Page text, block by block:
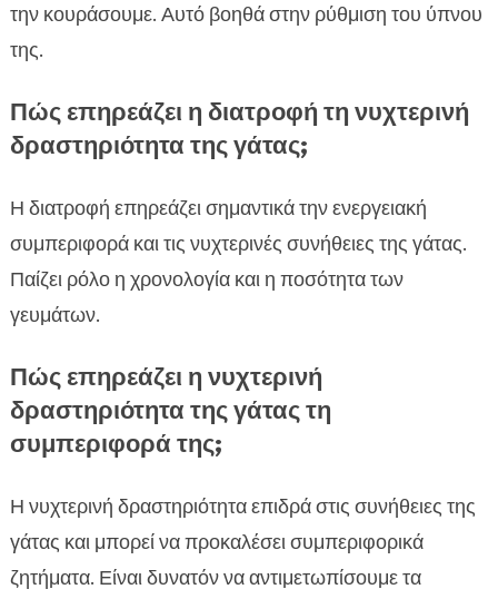
την κουράσουμε. Αυτό βοηθά στην ρύθμιση του ύπνου
της.
Πώς επηρεάζει η διατροφή τη νυχτερινή
δραστηριότητα της γάτας;
Η διατροφή επηρεάζει σημαντικά την ενεργειακή
συμπεριφορά και τις νυχτερινές συνήθειες της γάτας.
Παίζει ρόλο η χρονολογία και η ποσότητα των
γευμάτων.
Πώς επηρεάζει η νυχτερινή
δραστηριότητα της γάτας τη
συμπεριφορά της;
Η νυχτερινή δραστηριότητα επιδρά στις συνήθειες της
γάτας και μπορεί να προκαλέσει συμπεριφορικά
ζητήματα. Είναι δυνατόν να αντιμετωπίσουμε τα